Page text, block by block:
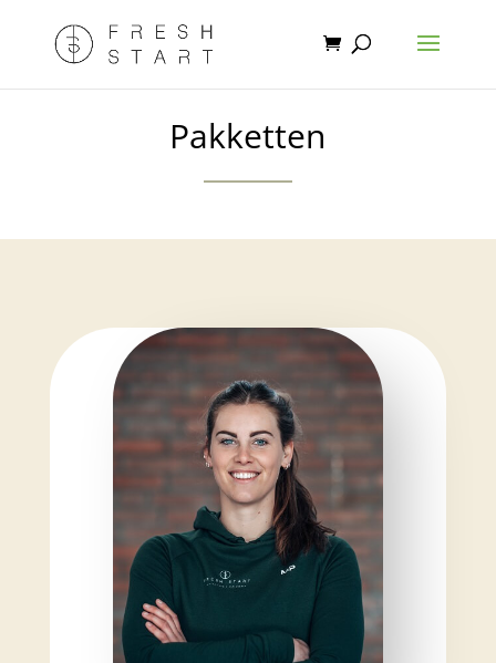
Pakketten